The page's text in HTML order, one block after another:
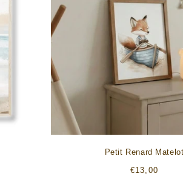
Petit Renard
Prix
€13,00